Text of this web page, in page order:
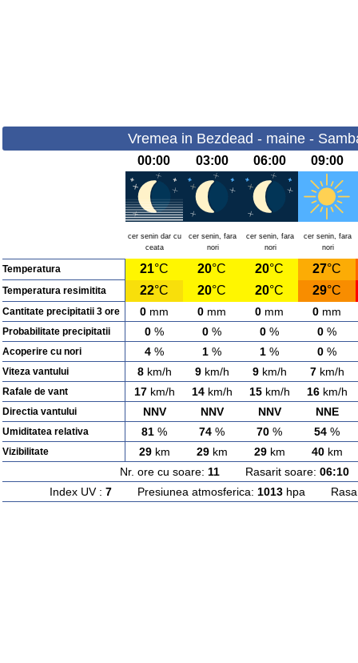
Vremea in Bezdead - maine -
00:00 03:00 06:00 09:00
cer senin dar cu
ceata
cer senin, fara
nori
cer senin, fara
nori
cer senin, fara
nori
Temperatura 21°C 20°C 20°C 27°C
Temperatura resimitita 22°C 20°C 20°C 29°C
Cantitate precipitatii 3 ore 0 mm 0 mm 0 mm 0 mm
Probabilitate precipitatii 0 % 0 % 0 % 0 %
Acoperire cu nori 4 % 1 % 1 % 0 %
Viteza vantului 8km/h 9km/h 9km/h 7km/h
Rafale de vant 17km/h 14km/h 15km/h 16km/h
Directia vantului NNV NNV NNV NNE
Umiditatea relativa 81 % 74 % 70 % 54 %
Vizibilitate 29km 29km 29km 40km
Nr. ore cu soare: 11 Rasarit soare: 06:10
Index UV : 7Presiunea atmosferica: 1013hpa